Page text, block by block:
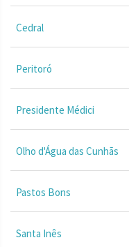
Cedral
Peritoró
Presidente Médici
Olho d'Água das Cunhãs
Pastos Bons
Santa Inês